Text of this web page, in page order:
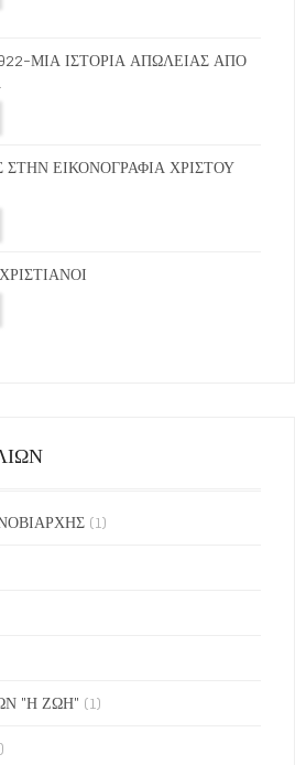
ΜΙΑ ΙΣΤΟΡΙΑ ΑΠΩΛΕΙΑΣ ΑΠΟ
ΕΙΚΟΝΟΓΡΑΦΙΑ ΧΡΙΣΤΟΥ
(1)
"Η ΖΩΗ" (1)